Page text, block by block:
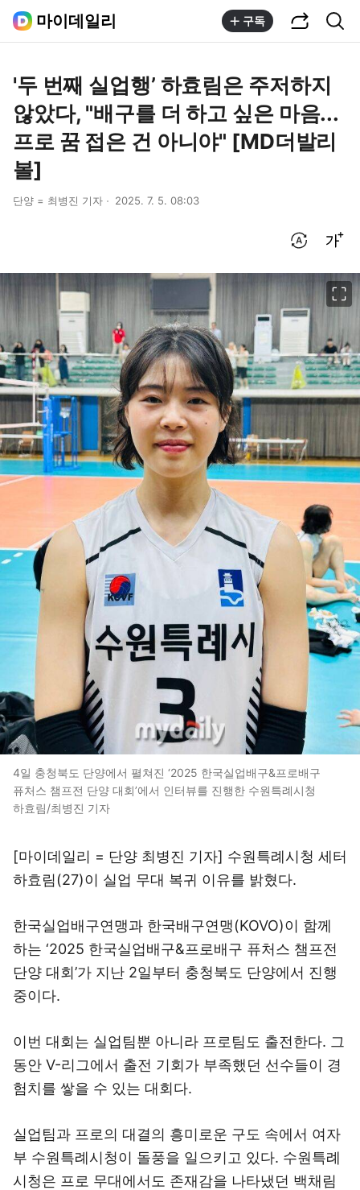
마이데일리 구독
'두 번째 실업행’ 하효림은 주저하지
않았다, "배구를 더 하고 싶은 마음...
프로 꿈 접은 건 아니야" [MD더발리
볼]
단양 = 최병진 기자 2025. 7. 5. 08:03
4일 충청북도 단양에서 펼쳐진 ‘2025 한국실업배구&프로배구
퓨처스 챔프전 단양 대회’에서 인터뷰를 진행한 수원특례시청
하효림/최병진 기자
[마이데일리 = 단양 최병진 기자] 수원특례시청 세터
하효림(27)이 실업 무대 복귀 이유를 밝혔다.
한국실업배구연맹과 한국배구연맹(KOVO)이 함께
하는 ‘2025 한국실업배구&프로배구 퓨처스 챔프전
단양 대회’가 지난 2일부터 충청북도 단양에서 진행
중이다.
이번 대회는 실업팀뿐 아니라 프로팀도 출전한다. 그
동안 V-리그에서 출전 기회가 부족했던 선수들이 경
험치를 쌓을 수 있는 대회다.
실업팀과 프로의 대결의 흥미로운 구도 속에서 여자
부 수원특례시청이 돌풍을 일으키고 있다. 수원특례
시청은 프로 무대에서도 존재감을 나타냈던 백채림